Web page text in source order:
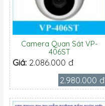
Camera Quan Sát VP-
406ST
Giá: 2.086.000 đ
2.980.000 đ